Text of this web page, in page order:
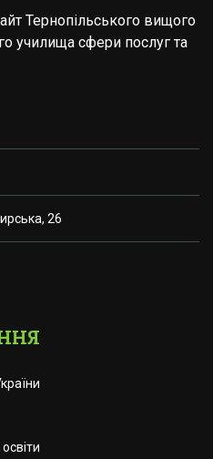
Тернопільського вищого
училища сфери послуг та
26